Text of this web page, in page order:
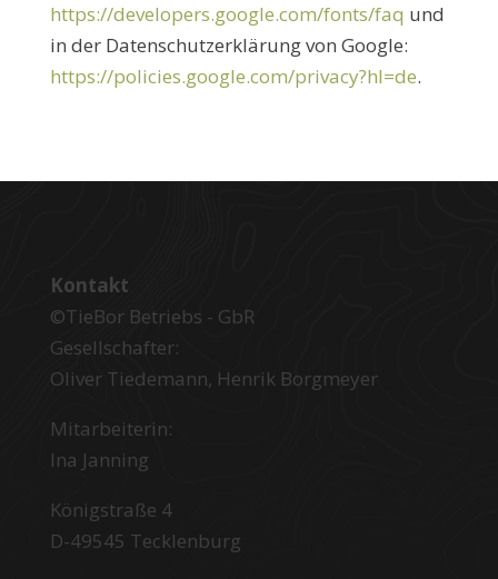
https://developers.google.com/fonts/faq und
in der Datenschutzerklärung von Google:
https://policies.google.com/privacy?hl=de.
Kontakt
©TieBor Betriebs - GbR
Gesellschafter:
Oliver Tiedemann, Henrik Borgmeyer
Mitarbeiterin:
Ina Janning
Königstraße 4
D-49545 Tecklenburg